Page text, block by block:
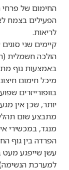
החימום של
הפעילים בצמח
לריאות.
קיימים שני
מיכל חימום
בוופורייזרים
יותר, שכן אין
מתבצע שום
מנגד, במכשירי
הפרדה בין גוף
עשן שייפגע מעט
למערכת